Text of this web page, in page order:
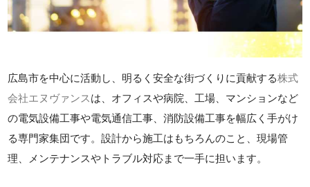
広島市を中心に活動し、明るく安全な街づくりに貢献する株式
会社エヌヴァンス は、オフィスや病院、工場、マンションなど
の電気設備工事や電気通信工事、消防設備工事を幅広く手がけ
る専門家集団です。設計から施工はもちろんのこと、現場管
理、メンテナンスやトラブル対応まで一手に担います。